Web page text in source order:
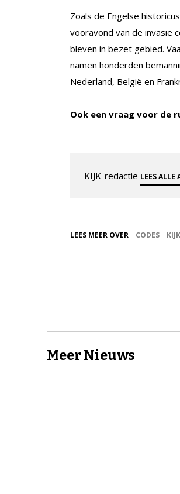
Zoals de Engelse
vooravond van de invasie
bleven in bezet gebied.
namen honderden
Nederland, België en
Ook een vraag voor de
KIJK-redactie LEES ALLE
LEES MEER OVER CODES
Meer Nieuws